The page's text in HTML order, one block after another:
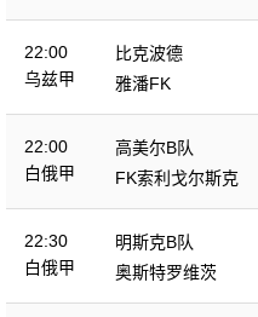
22:00
乌兹甲
比克波德
雅潘FK
22:00
白俄甲
高美尔B队
FK索利戈尔斯克
22:30
白俄甲
明斯克B队
奥斯特罗维茨